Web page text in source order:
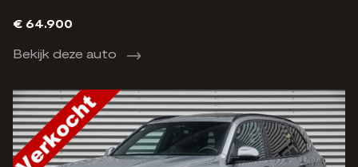
€ 64.900
Bekijk deze auto